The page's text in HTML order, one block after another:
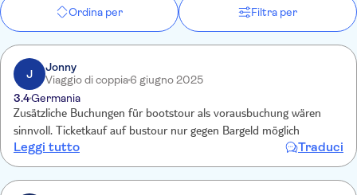
Ordina per Filtra per
J
Jonny
Viaggio di coppia6 giugno 2025
3.4Germania
Zusätzliche Buchungen für bootstour als vorausbuchung wären
sinnvoll. Ticketkauf auf bustour nur gegen Bargeld möglich
Leggi tutto Traduci